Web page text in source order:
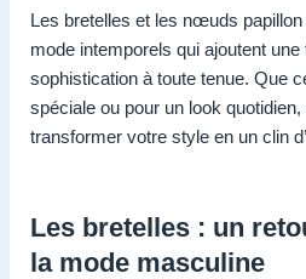
Les bretelles et les nœuds
mode intemporels qui ajoutent une
sophistication à toute tenue. Que
spéciale ou pour un look
transformer votre style en un clin
Les bretelles : un
la mode masculine